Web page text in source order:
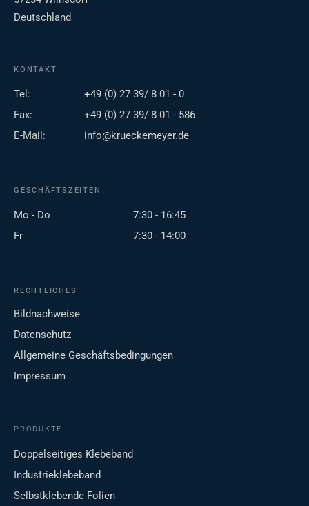
Deutschland
KONTAKT
Tel:
+49 (0) 27 39/ 8 01 - 0
Fax:
+49 (0) 27 39/ 8 01 - 586
E-Mail:
info@krueckemeyer.de
GESCHÄFTSZEITEN
Mo - Do
7:30 - 16:45
Fr
7:30 - 14:00
RECHTLICHES
Bildnachweise
Datenschutz
Allgemeine Geschäftsbedingungen
Impressum
PRODUKTE
Doppelseitiges Klebeband
Industrieklebeband
Selbstklebende Folien